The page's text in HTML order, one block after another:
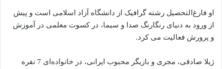
او فارغ‌التحصیل رشته گرافیک از دانشگاه آزاد اسلامی است و پیش
از ورود به دنیای رنگارنگ صدا و سیما، در کسوت معلمی در آموزش
و پرورش فعالیت می‌ کرد.
ژیلا صادقی، مجری و بازیگر محبوب ایرانی، در خانواده‌ای 7 نفره